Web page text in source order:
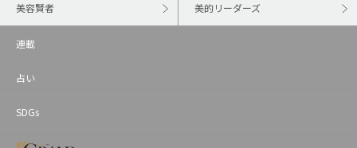
美容賢者 美的リーダーズ
連載
占い
SDGs